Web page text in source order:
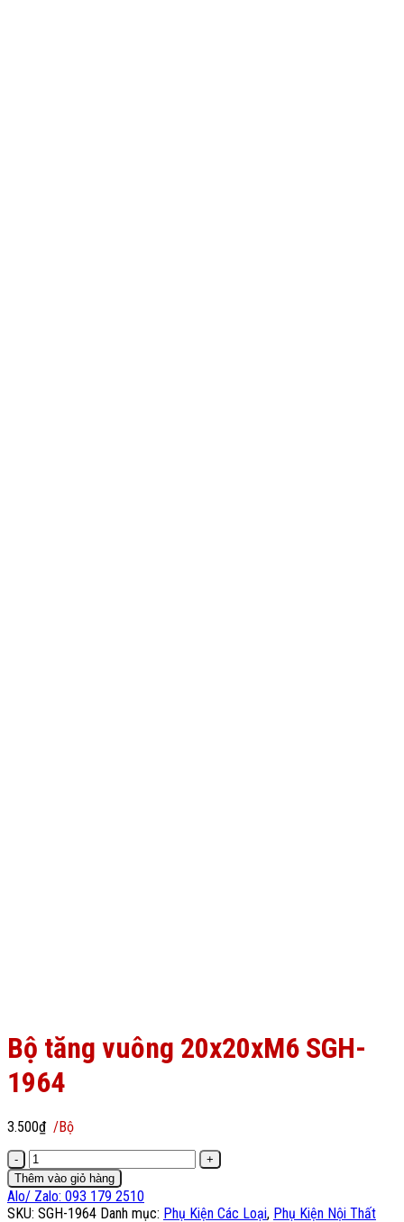
Bộ tăng vuông 20x20xM6 SGH-
1964
3.500₫ /Bộ
Bộ
tăng
vuông
20x20xM6
Thêm vào giỏ hàng
Alo/ Zalo: 093 179 2510
SKU: SGH-1964 Danh mục: Phụ Kiện Các Loại, Phụ Kiện Nội Thất